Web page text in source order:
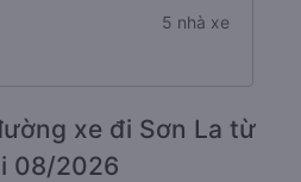
5 nhà xe
xe đi Sơn La từ
08/2026